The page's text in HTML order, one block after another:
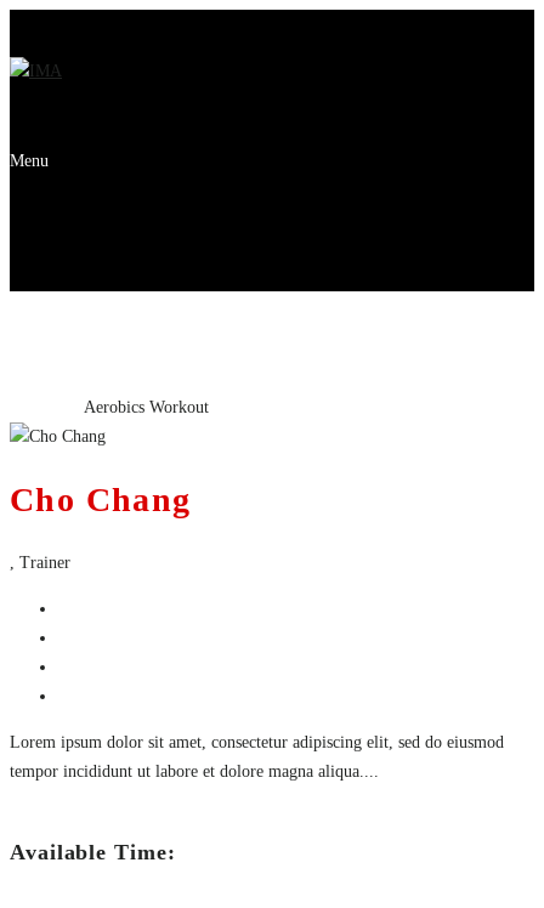
Menu
Aerobics Workout
Cho Chang
Trainer
Lorem ipsum dolor sit amet, consectetur adipiscing elit, sed do eiusmod
tempor incididunt ut labore et dolore magna aliqua....
Available Time: